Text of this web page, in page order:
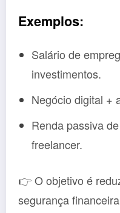
Exemplos:
Salário de
investimentos.
Negócio digital +
Renda passiva
freelancer.
👉 O objetivo é
segurança